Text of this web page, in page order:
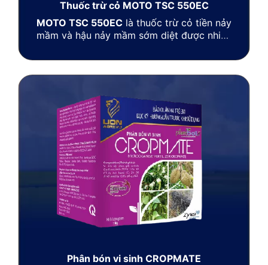
Thuốc trừ cỏ MOTO TSC 550EC
MOTO TSC 550EC là thuốc trừ cỏ tiền nảy
mầm và hậu nảy mầm sớm diệt được nhiều
lúc 3 nhóm cỏ hòa bản, chác lác và cỏ lá
rộng trên ruộng lúa như: Cỏ gạo, cỏ đuôi
lác, rau bợ, rau mác bao,…
Phân bón vi sinh CROPMATE